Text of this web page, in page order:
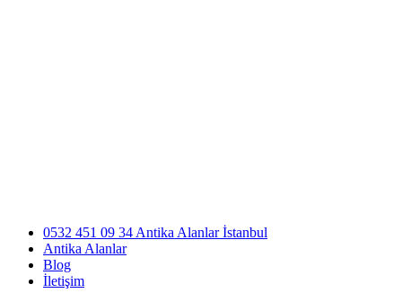
0532 451 09 34 Antika Alanlar İstanbul
Antika Alanlar
Blog
İletişim